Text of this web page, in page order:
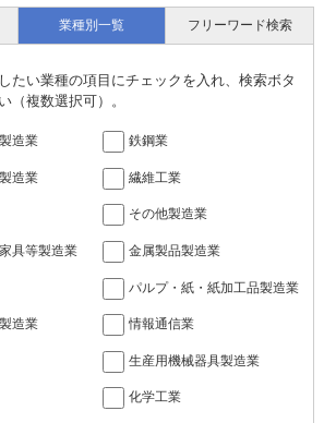
業種別一覧 フリーワード検索
たい業種の項目にチェックを入れ、検索ボタ
（複数選択可）。
造業 鉄鋼業
造業 繊維工業
その他製造業
具等製造業 金属製品製造業
パルプ・紙・紙加工品製造業
造業 情報通信業
生産用機械器具製造業
化学工業